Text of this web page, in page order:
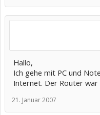
Hallo,
Ich gehe mit PC und
Internet. Der Router war
21. Januar 2007